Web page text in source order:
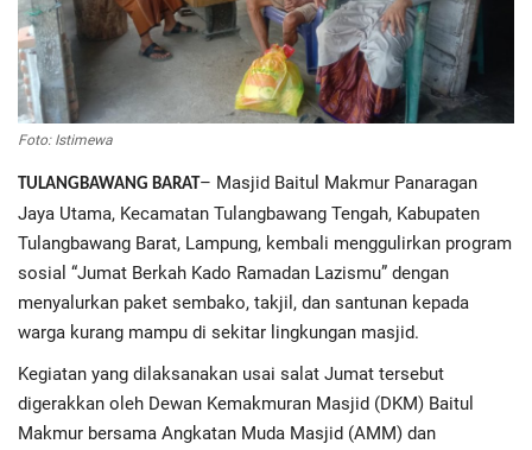
Regional
Pendidikan
Ekonomi
Olahraga
Wisata
Hukum & Kriminal
Foto: Istimewa
TULANGBAWANG BARAT– Masjid Baitul Makmur Panaragan
Jaya Utama, Kecamatan Tulangbawang Tengah, Kabupaten
Tulangbawang Barat, Lampung, kembali menggulirkan program
sosial “Jumat Berkah Kado Ramadan Lazismu” dengan
menyalurkan paket sembako, takjil, dan santunan kepada
warga kurang mampu di sekitar lingkungan masjid.
Kegiatan yang dilaksanakan usai salat Jumat tersebut
digerakkan oleh Dewan Kemakmuran Masjid (DKM) Baitul
Makmur bersama Angkatan Muda Masjid (AMM) dan